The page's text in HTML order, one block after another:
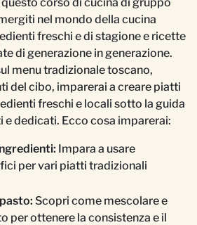
nel mondo della cucina
freschi e di stagione e ricette
di generazione in generazione.
menu tradizionale toscano,
del cibo, imparerai a creare piatti
freschi e locali sotto la guida
e dedicati. Ecco cosa imparerai:
Impara a usare
per vari piatti tradizionali
Scopri come mescolare e
per ottenere la consistenza e il